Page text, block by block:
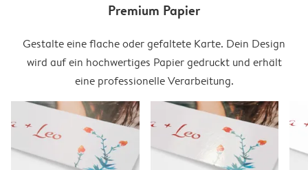
Premium Papier
Gestalte eine flache oder gefaltete Karte. Dein Design
wird auf ein hochwertiges Papier gedruckt und erhält
eine professionelle Verarbeitung.